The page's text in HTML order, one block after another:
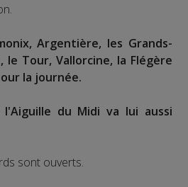
Argentière, les Grands-
Tour, Vallorcine, la Flégère
la journée.
du Midi va lui aussi
sont ouverts.